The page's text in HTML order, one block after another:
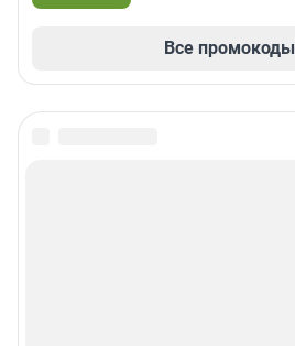
Все промокоды